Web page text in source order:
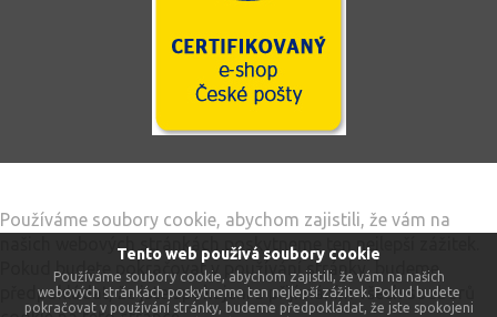
Tento web používá soubory cookie
Používáme soubory cookie, abychom zajistili, že vám na našich
webových stránkách poskytneme ten nejlepší zážitek. Pokud budete
pokračovat v používání stránky, budeme předpokládat, že jste spokojeni
Používáme soubory cookie, abychom zajistili, že vám na
našich webových stránkách poskytneme ten nejlepší zážitek.
Pokud budete pokračovat v používání stránky, budeme
předpokládat, že jste spokojeni s přijímáním všech souborů